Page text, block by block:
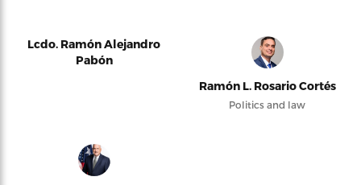
Lcdo. Ramón Alejandro
Pabón
Ramón L. Rosario Cortés
Politics and law